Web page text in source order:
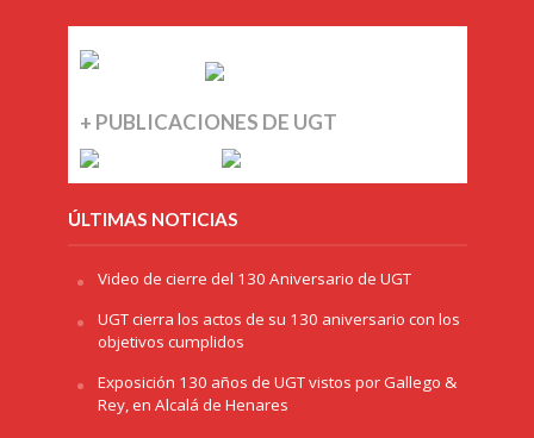
+ PUBLICACIONES DE UGT
ÚLTIMAS NOTICIAS
Video de cierre del 130 Aniversario de UGT
UGT cierra los actos de su 130 aniversario con los
objetivos cumplidos
Exposición 130 años de UGT vistos por Gallego &
Rey, en Alcalá de Henares